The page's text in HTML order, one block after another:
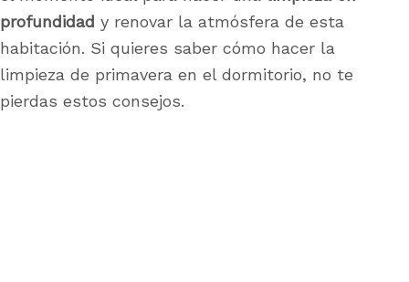
profundidad y renovar la atmósfera de esta
habitación. Si quieres saber cómo hacer la
limpieza de primavera en el dormitorio, no te
pierdas estos consejos.